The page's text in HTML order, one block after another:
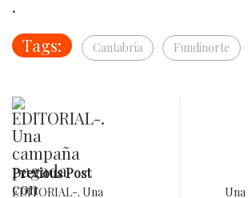
.
Tags:
Cantabria Fundinorte
Previous Post
EDITORIAL-. Una